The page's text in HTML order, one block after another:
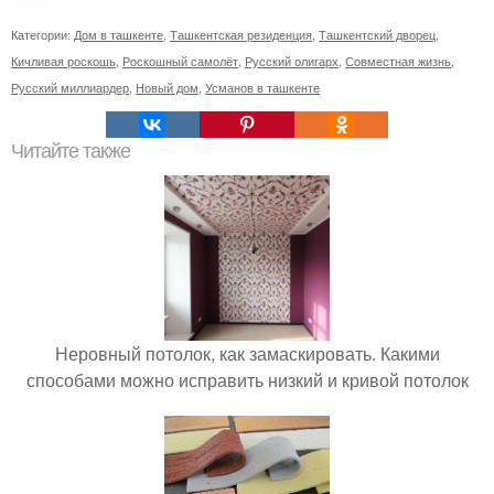
Категории: Дом в ташкенте Ташкентская резиденция Ташкентский дворец
Кичливая роскошь Роскошный самолёт Русский олигарх Совместная жизнь
Русский миллиардер Новый дом Усманов в ташкенте
Читайте также
Неровный потолок, как замаскировать. Какими
способами можно исправить низкий и кривой потолок